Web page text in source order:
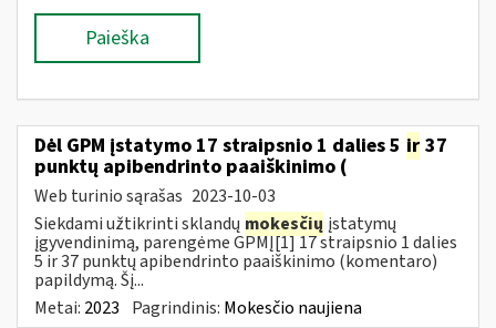
Paieška
Dėl GPM įstatymo 17 straipsnio 1 dalies 5 ir 37
punktų apibendrinto paaiškinimo (
Web turinio sąrašas 2023-10-03
Siekdami užtikrinti sklandų mokesčių įstatymų
įgyvendinimą, parengėme GPMĮ[1] 17 straipsnio 1 dalies
5 ir 37 punktų apibendrinto paaiškinimo (komentaro)
papildymą. Šį...
Metai: 2023 Pagrindinis: Mokesčio naujiena